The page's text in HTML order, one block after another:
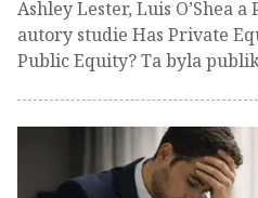
Ashley Lester, Luis O’Shea
autory studie Has Private
Public Equity? Ta byla
srovnání s veřejnými
několika desetiletí. K čemu